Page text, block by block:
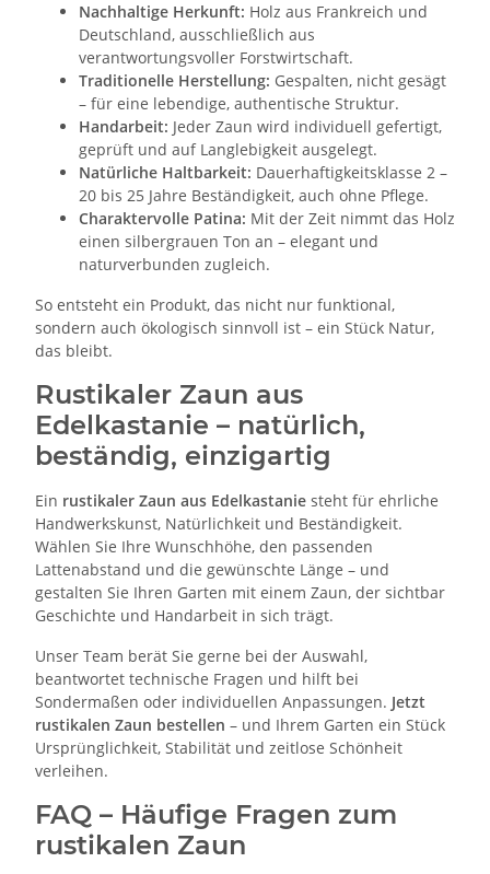
Nachhaltige Herkunft: Holz aus Frankreich und
Deutschland, ausschließlich aus
verantwortungsvoller Forstwirtschaft.
Traditionelle Herstellung: Gespalten, nicht gesägt
– für eine lebendige, authentische Struktur.
Handarbeit: Jeder Zaun wird individuell gefertigt,
geprüft und auf Langlebigkeit ausgelegt.
Natürliche Haltbarkeit: Dauerhaftigkeitsklasse 2 –
20 bis 25 Jahre Beständigkeit, auch ohne Pflege.
Charaktervolle Patina: Mit der Zeit nimmt das Holz
einen silbergrauen Ton an – elegant und
naturverbunden zugleich.
So entsteht ein Produkt, das nicht nur funktional,
sondern auch ökologisch sinnvoll ist – ein Stück Natur,
das bleibt.
Rustikaler Zaun aus
Edelkastanie – natürlich,
beständig, einzigartig
Ein rustikaler Zaun aus Edelkastanie steht für ehrliche
Handwerkskunst, Natürlichkeit und Beständigkeit.
Wählen Sie Ihre Wunschhöhe, den passenden
Lattenabstand und die gewünschte Länge – und
gestalten Sie Ihren Garten mit einem Zaun, der sichtbar
Geschichte und Handarbeit in sich trägt.
Unser Team berät Sie gerne bei der Auswahl,
beantwortet technische Fragen und hilft bei
Sondermaßen oder individuellen Anpassungen. Jetzt
rustikalen Zaun bestellen – und Ihrem Garten ein Stück
Ursprünglichkeit, Stabilität und zeitlose Schönheit
verleihen.
FAQ – Häufige Fragen zum
rustikalen Zaun